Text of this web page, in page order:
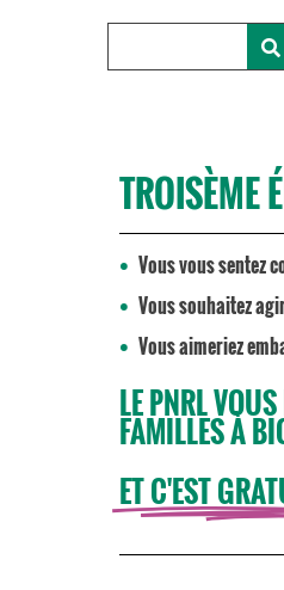
TROISÈME
Vous vous sentez
Vous souhaitez
Vous aimeriez
LE PNRL
FAMILLES À
ET C'EST